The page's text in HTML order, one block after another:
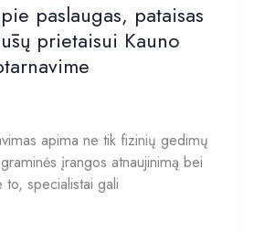
paslaugas, pataisas
prietaisui Kauno
apima ne tik fizinių gedimų
įrangos atnaujinimą bei
specialistai gali